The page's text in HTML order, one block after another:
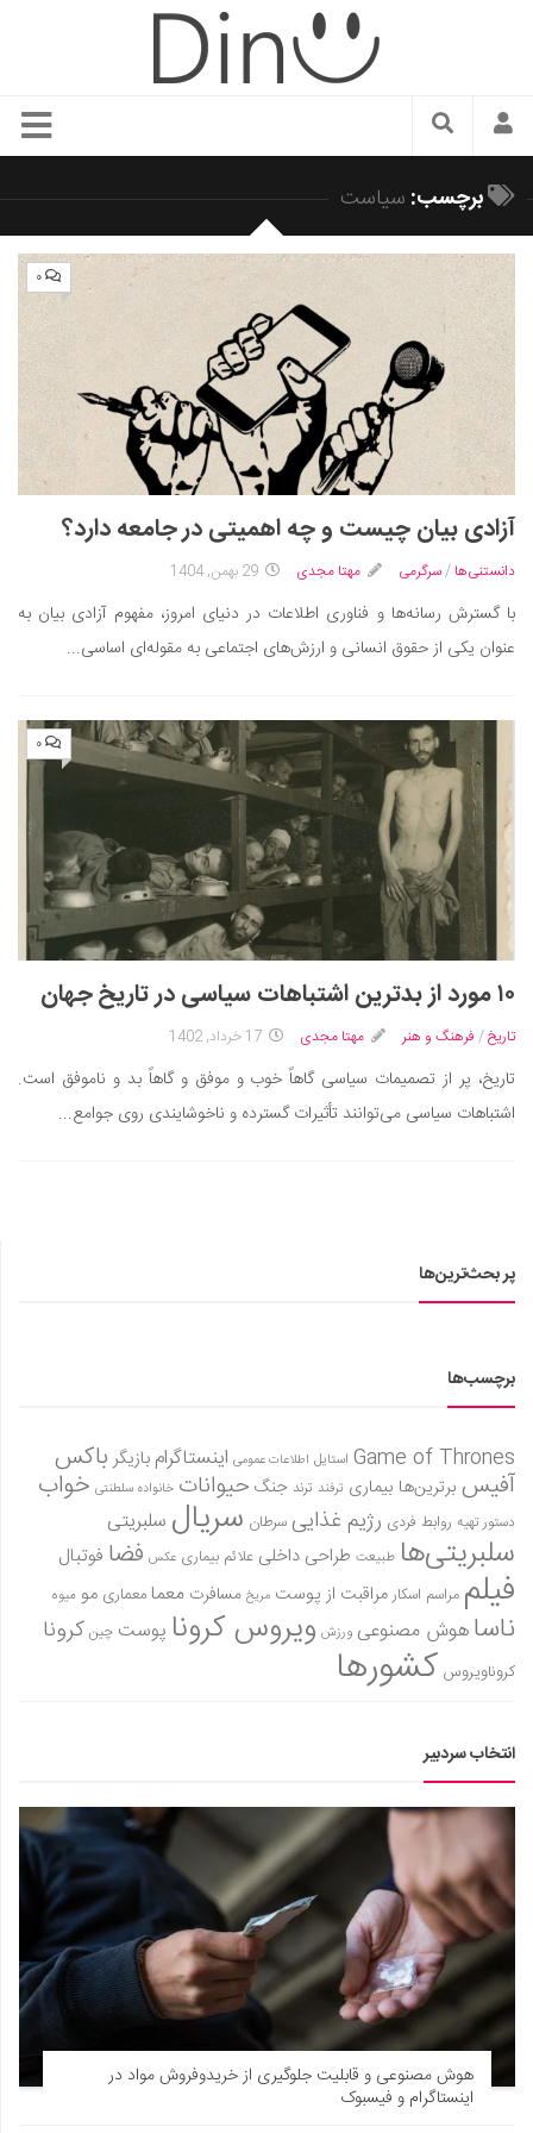
سبک زندگی
زیبایی و آرایش
دکوراسیون و چیدمان
غذا
رستوران گردی
آشپزی
سفر و گردشگری
ایران گردی
جهان گردی
رابطه، عشق و ازدواج
موفقیت و مهارت‌های فردی
تغذیه سالم
بهداشت
بیماری و درمان
کودک و مادر
ورزش و تندرستی
روانشناسی
مراکز پزشکی و دارویی
فرهنگ و هنر
سینما و تئاتر
تلویزیون
کتاب و کتاب‌خوانی
تاریخ
علمی
نجوم و هوا فضا
زمین و محیط زیست
خودرو
سرگرمی
دانستنی‌ها
بازی
فال
مسابقه
اخبار
برچسب: سیاست
۰
آزادی بیان چیست و چه اهمیتی در جامعه دارد؟
دانستنی‌ها /سرگرمی مهتا مجدی 29 بهمن, 1404
با گسترش رسانه‌ها و فناوری اطلاعات در دنیای امروز، مفهوم آزادی بیان به
عنوان یکی از حقوق انسانی و ارزش‌های اجتماعی به مقوله‌ای اساسی...
۰
۱۰ مورد از بدترین اشتباهات سیاسی در تاریخ جهان
تاریخ/ فرهنگ و هنر مهتا مجدی 17 خرداد, 1402
تاریخ، پر از تصمیمات سیاسی گاهاً خوب و موفق و گاهاً بد و ناموفق است.
اشتباهات سیاسی می‌توانند تأثیرات گسترده و ناخوشایندی روی جوامع...
پر بحث‌ترین‌ها
برچسب‌ها
Game of Thrones استایل اطلاعات عمومی اینستاگرام بازیگر باکس
آفیس برترین‌ها بیماری ترفند ترند جنگ حیوانات خانواده سلطنتی خواب
دستور تهیه روابط فردی رژیم غذاییسرطان سریال سلبریتی
سلبریتی‌ها طبیعت طراحی داخلی علائم بیماری عکس فضا فوتبال
فیلم مراسم اسکارمراقبت از پوست مریخ مسافرت معمامعماری مو میوه
ناساهوش مصنوعی ورزش ویروس کرونا پوست چین کرونا
کروناویروس کشورها
انتخاب سردبیر
هوش مصنوعی و قابلیت جلوگیری از خریدوفروش مواد در
اینستاگرام و فیسبوک